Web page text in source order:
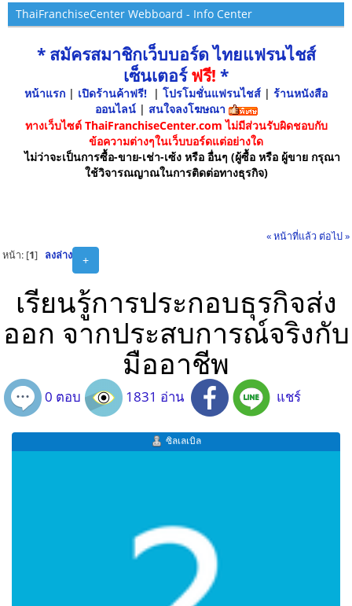
ThaiFranchiseCenter Webboard - Info Center
* สมัครสมาชิกเว็บบอร์ด ไทยแฟรนไชส์
เซ็นเตอร์ฟรี! *
หน้าแรก | เปิดร้านค้าฟรี! | โปรโมชั่นแฟรนไชส์ | ร้านหนังสือ
ออนไลน์ | สนใจลงโฆษณา
ทางเว็บไซต์ ThaiFranchiseCenter.com ไม่มีส่วนรับผิดชอบกับ
ข้อความต่างๆในเว็บบอร์ดแต่อย่างใด
ไม่ว่าจะเป็นการซื้อ-ขาย-เช่า-เซ้ง หรือ อื่นๆ (ผู้ซื้อ หรือ ผู้ขาย กรุณา
ใช้วิจารณญาณในการติดต่อทางธุรกิจ)
« หน้าที่แล้ว ต่อไป »
+
หน้า: [1] ลงล่าง
เรียนรู้การประกอบธุรกิจส่ง
ออก จากประสบการณ์จริงกับ
มืออาชีพ
0 ตอบ 1831 อ่าน แชร์
ซิลเลเบิล